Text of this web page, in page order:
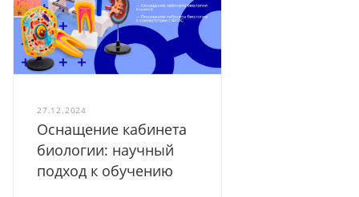
27.12.2024
Оснащение кабинета
биологии: научный
подход к обучению